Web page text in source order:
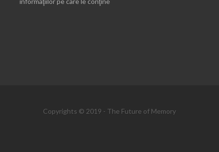
Copyrights © 2019 - The Future of Memory